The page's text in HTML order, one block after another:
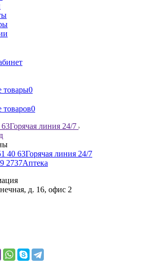
товары0
товаров0
63Горячая линия 24/7
40 63Горячая линия 24/7
2737Аптека
д. 16, офис 2